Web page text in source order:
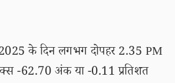
के दिन लगभग दोपहर 2.35 PM
-62.70 अंक या -0.11 प्रतिशत